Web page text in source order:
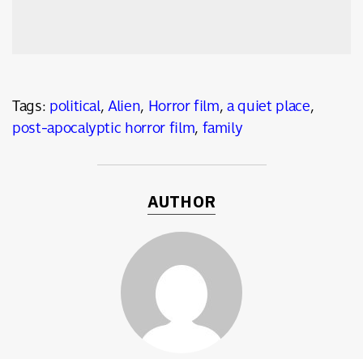
Tags:political,Alien, Horror film,a quiet place,
post-apocalyptic horror film,family
AUTHOR